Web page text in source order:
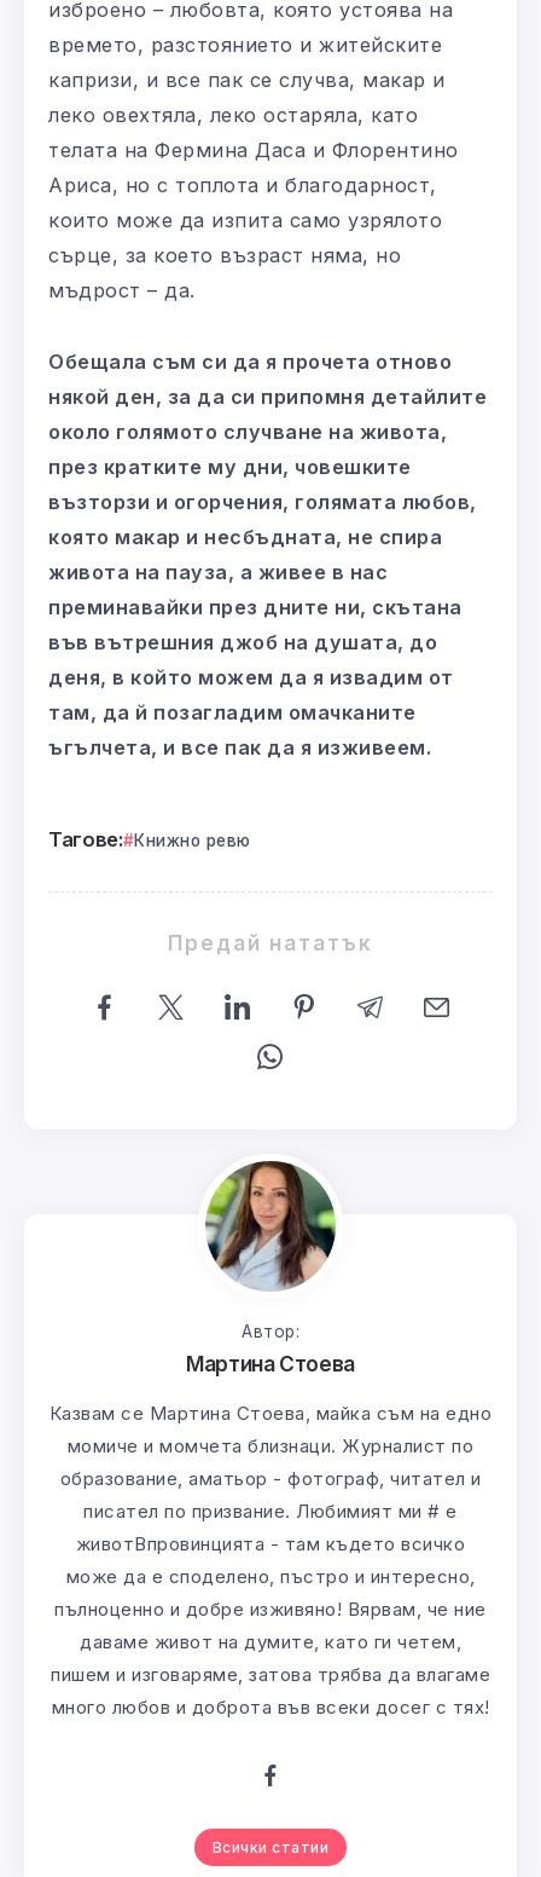
изброено – любовта, която устоява на
времето, разстоянието и житейските
капризи, и все пак се случва, макар и
леко овехтяла, леко остаряла, като
телата на Фермина Даса и Флорентино
Ариса, но с топлота и благодарност,
които може да изпита само узрялото
сърце, за което възраст няма, но
мъдрост – да.
Обещала съм си да я прочета отново
някой ден, за да си припомня детайлите
около голямото случване на живота,
през кратките му дни, човешките
възторзи и огорчения, голямата любов,
която макар и несбъдната, не спира
живота на пауза, а живее в нас
преминавайки през дните ни, скътана
във вътрешния джоб на душата, до
деня, в който можем да я извадим от
там, да й позагладим омачканите
ъгълчета, и все пак да я изживеем.
Тагове: Книжно ревю
Предай нататък
Автор:
Мартина Стоева
Казвам се Мартина Стоева, майка съм на едно
момиче и момчета близнаци. Журналист по
образование, аматьор - фотограф, читател и
писател по призвание. Любимият ми # е
животВпровинцията - там където всичко
може да е споделено, пъстро и интересно,
пълноценно и добре изживяно! Вярвам, че ние
даваме живот на думите, като ги четем,
пишем и изговаряме, затова трябва да влагаме
много любов и доброта във всеки досег с тях!
Всички статии